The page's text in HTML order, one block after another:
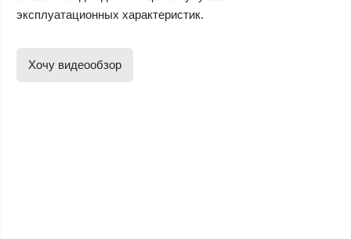
эксплуатационных характеристик.
Хочу видеообзор